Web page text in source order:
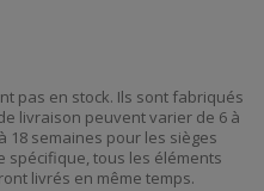
pas en stock. Ils sont fabriqués
livraison peuvent varier de 6 à
18 semaines pour les sièges
spécifique, tous les éléments
livrés en même temps.